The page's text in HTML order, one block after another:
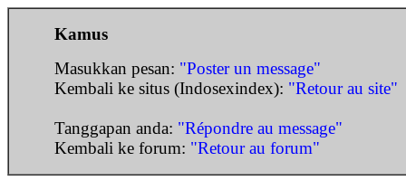
Kamus
Masukkan pesan: "Poster un message"
Kembali ke situs (Indosexindex): "Retour au site"
Tanggapan anda: "Répondre au message"
Kembali ke forum: "Retour au forum"